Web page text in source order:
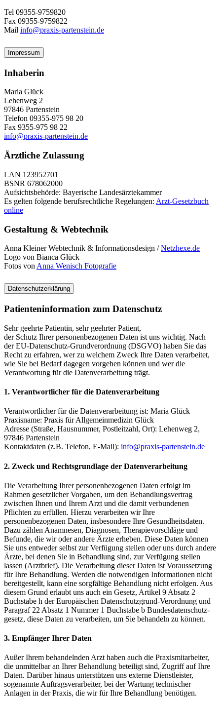
Tel 09355-9759820
Fax 09355-9759822
Mail info@praxis-partenstein.de
Impressum
Inhaberin
Maria Glück
Lehenweg 2
97846 Partenstein
Telefon 09355-975 98 20
Fax 9355-975 98 22
info@praxis-partenstein.de
Ärztliche Zulassung
LAN 123952701
BSNR 678062000
Aufsichtsbehörde: Bayerische Landesärztekammer
Es gelten folgende berufsrechtliche Regelungen: Arzt-Gesetzbuch
online
Gestaltung & Webtechnik
Anna Kleiner Webtechnik & Informationsdesign /Netzhexe.de
Logo von Bianca Glück
Fotos von Anna Wenisch Fotografie
Datenschutzerklärung
Patienteninformation zum Datenschutz
Sehr geehrte Patientin, sehr geehrter Patient,
der Schutz Ihrer personenbezogenen Daten ist uns wichtig. Nach
der EU-Datenschutz-Grundverordnung (DSGVO) haben Sie das
Recht zu erfahren, wer zu welchem Zweck Ihre Daten verarbeitet,
wie Sie bei Bedarf dagegen vorgehen können und wer die
Verantwortung für die Datenverarbeitung trägt.
1. Verantwortlicher für die Datenverarbeitung
Verantwortlicher für die Datenverarbeitung ist: Maria Glück
Praxisname: Praxis für Allgemeinmedizin Glück
Adresse (Straße, Hausnummer, Postleitzahl, Ort): Lehenweg 2,
97846 Partenstein
Kontaktdaten (z.B. Telefon, E-Mail): info@praxis-partenstein.de
2. Zweck und Rechtsgrundlage der Datenverarbeitung
Die Verarbeitung Ihrer personen­bezogenen Daten erfolgt im
Rahmen gesetzlicher Vorgaben, um den Behand­lungs­vertrag
zwischen Ihnen und Ihrem Arzt und die damit verbundenen
Pflichten zu erfüllen. Hierzu verarbeiten wir Ihre
personenbezogenen Daten, insbesondere Ihre Gesundheitsdaten.
Dazu zählen Anamnesen, Diagnosen, Therapievorschläge und
Befunde, die wir oder andere Ärzte erheben. Diese Daten können
Sie uns entweder selbst zur Verfügung stellen oder uns durch andere
Ärzte, bei denen Sie in Behandlung sind, zur Verfügung stellen
lassen (Arztbrief). Die Verarbeitung dieser Daten ist Voraus­setzung
für Ihre Behandlung. Werden die notwendigen Informationen nicht
bereitgestellt, kann eine sorgfältige Behandlung nicht erfolgen. Aus
diesem Grund erlaubt uns auch ein Gesetz, Artikel 9 Absatz 2
Buchstabe h der Europäischen Datenschutzgrund-Verordnung und
Paragraf 22 Absatz 1 Nummer 1 Buchstabe b Bundes­daten­schutz­
gesetz, diese Daten zu verarbeiten, um Sie behandeln zu können.
3. Empfänger Ihrer Daten
Außer Ihrem behandelnden Arzt haben auch die Praxismitarbeiter,
die unmittelbar an Ihrer Behandlung beteiligt sind, Zugriff auf Ihre
Daten. Darüber hinaus unterstützen uns externe Dienstleister,
sogenannte Auftragsverarbeiter, bei der Wartung technischer
Anlagen in der Praxis, die wir für Ihre Behandlung benötigen.